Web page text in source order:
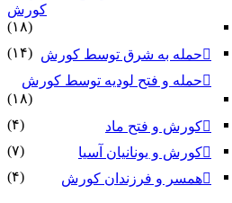
کورش
(۱۸)
حمله به شرق توسط کورش (۱۴)
حمله و فتح لودیه توسط کورش
(۱۸)
کورش و فتح ماد
(۴)
کورش و یونانیان آسیا
(۷)
همسر و فرزندان کورش
(۴)